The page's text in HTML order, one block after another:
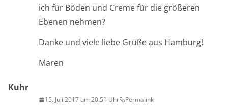
ich für Böden und Creme für die größeren
Ebenen nehmen?
Danke und viele liebe Grüße aus Hamburg!
Maren
Kuhr
15. Juli 2017 um 20:51 Uhr Permalink